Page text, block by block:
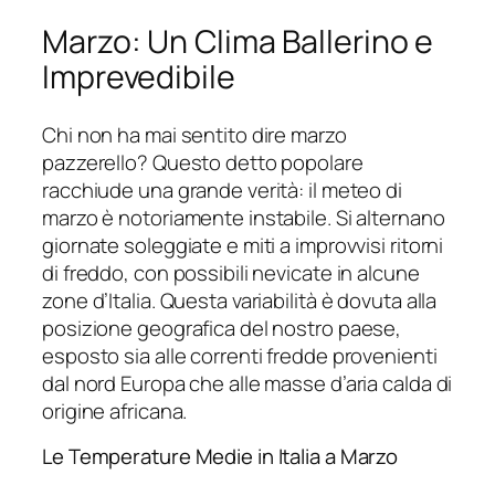
Marzo: Un Clima Ballerino e
Imprevedibile
Chi non ha mai sentito dire marzo
pazzerello? Questo detto popolare
racchiude una grande verità: il meteo di
marzo è notoriamente instabile. Si alternano
giornate soleggiate e miti a improvvisi ritorni
di freddo, con possibili nevicate in alcune
zone d’Italia. Questa variabilità è dovuta alla
posizione geografica del nostro paese,
esposto sia alle correnti fredde provenienti
dal nord Europa che alle masse d’aria calda di
origine africana.
Le Temperature Medie in Italia a Marzo